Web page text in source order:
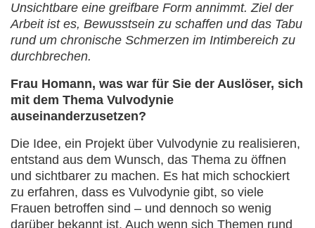
Unsichtbare eine greifbare Form annimmt. Ziel der
Arbeit ist es, Bewusstsein zu schaffen und das Tabu
rund um chronische Schmerzen im Intimbereich zu
durchbrechen.
Frau Homann, was war für Sie der Auslöser, sich
mit dem Thema Vulvodynie
auseinanderzusetzen?
Die Idee, ein Projekt über Vulvodynie zu realisieren,
entstand aus dem Wunsch, das Thema zu öffnen
und sichtbarer zu machen. Es hat mich schockiert
zu erfahren, dass es Vulvodynie gibt, so viele
Frauen betroffen sind – und dennoch so wenig
darüber bekannt ist. Auch wenn sich Themen rund